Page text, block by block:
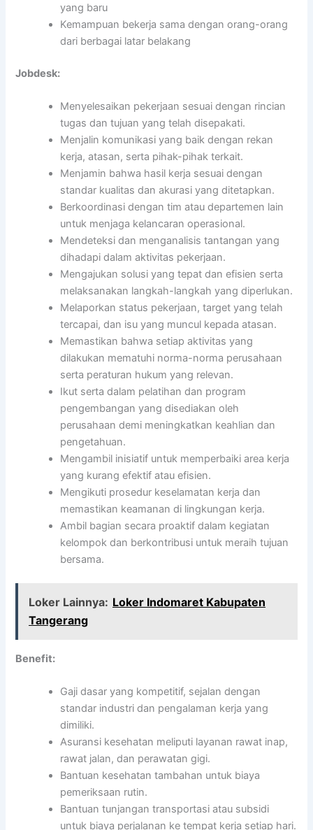
yang baru
Kemampuan bekerja sama dengan orang-orang
dari berbagai latar belakang
Jobdesk:
Menyelesaikan pekerjaan sesuai dengan rincian
tugas dan tujuan yang telah disepakati.
Menjalin komunikasi yang baik dengan rekan
kerja, atasan, serta pihak-pihak terkait.
Menjamin bahwa hasil kerja sesuai dengan
standar kualitas dan akurasi yang ditetapkan.
Berkoordinasi dengan tim atau departemen lain
untuk menjaga kelancaran operasional.
Mendeteksi dan menganalisis tantangan yang
dihadapi dalam aktivitas pekerjaan.
Mengajukan solusi yang tepat dan efisien serta
melaksanakan langkah-langkah yang diperlukan.
Melaporkan status pekerjaan, target yang telah
tercapai, dan isu yang muncul kepada atasan.
Memastikan bahwa setiap aktivitas yang
dilakukan mematuhi norma-norma perusahaan
serta peraturan hukum yang relevan.
Ikut serta dalam pelatihan dan program
pengembangan yang disediakan oleh
perusahaan demi meningkatkan keahlian dan
pengetahuan.
Mengambil inisiatif untuk memperbaiki area kerja
yang kurang efektif atau efisien.
Mengikuti prosedur keselamatan kerja dan
memastikan keamanan di lingkungan kerja.
Ambil bagian secara proaktif dalam kegiatan
kelompok dan berkontribusi untuk meraih tujuan
bersama.
Loker Lainnya: Loker Indomaret Kabupaten
Tangerang
Benefit:
Gaji dasar yang kompetitif, sejalan dengan
standar industri dan pengalaman kerja yang
dimiliki.
Asuransi kesehatan meliputi layanan rawat inap,
rawat jalan, dan perawatan gigi.
Bantuan kesehatan tambahan untuk biaya
pemeriksaan rutin.
Bantuan tunjangan transportasi atau subsidi
untuk biaya perjalanan ke tempat kerja setiap hari.